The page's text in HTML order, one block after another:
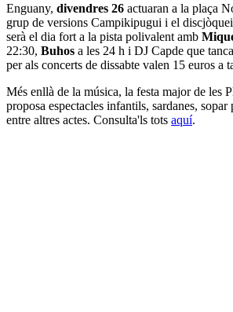
Enguany, divendres 26 actuaran a la plaça
grup de versions Campikipugui i el
serà el dia fort a la pista polivalent amb
22:30, Buhos a les 24 h i DJ Capde que
per als concerts de dissabte valen 15 euros a
Més enllà de la música, la festa major de les
proposa espectacles infantils, sardanes,
entre altres actes. Consulta'ls tots aquí.